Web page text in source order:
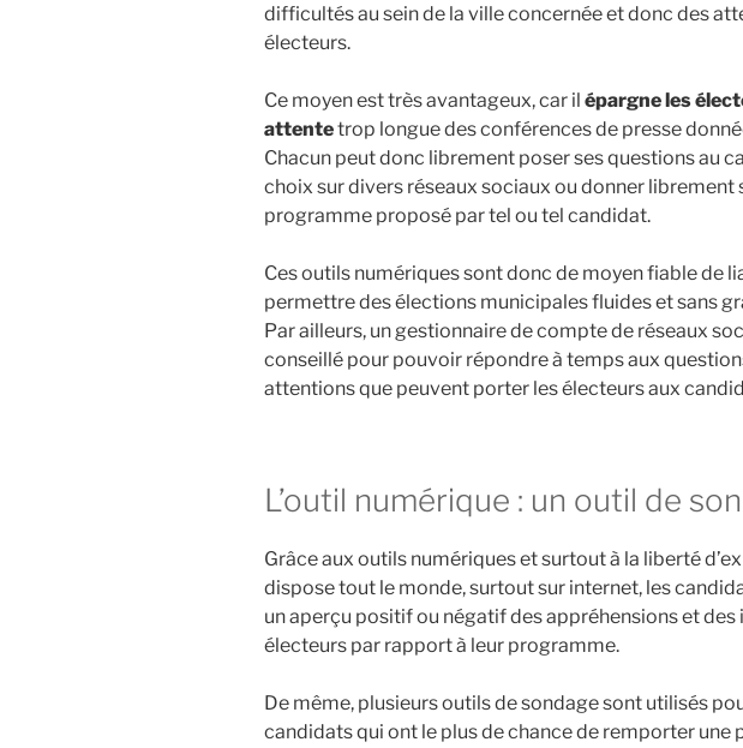
difficultés au sein de la ville concernée et donc des
électeurs.
Ce moyen est très avantageux, car il épargne les
attentetrop longue des conférences de presse
Chacun peut donc librement poser ses questions au
choix sur divers réseaux sociaux ou donner librement
programme proposé par tel ou tel candidat.
Ces outils numériques sont donc de moyen fiable de
permettre des élections municipales fluides et sans
Par ailleurs, un gestionnaire de compte de réseaux
conseillé pour pouvoir répondre à temps aux
attentions que peuvent porter les électeurs aux
L’outil numérique : un outil de
Grâce aux outils numériques et surtout à la liberté
dispose tout le monde, surtout sur internet, les
un aperçu positif ou négatif des appréhensions et des
électeurs par rapport à leur programme.
De même, plusieurs outils de sondage sont utilisés
candidats qui ont le plus de chance de remporter une